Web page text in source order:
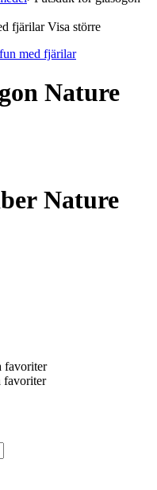
Visa större
Nature
Nature
favoriter
favoriter